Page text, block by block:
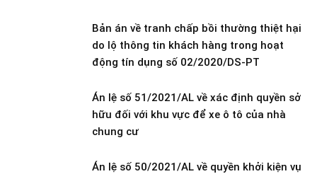
Bản án về tranh chấp bồi thường thiệt hại
do lộ thông tin khách hàng trong hoạt
động tín dụng số 02/2020/DS-PT
Án lệ số 51/2021/AL về xác định quyền sở
hữu đối với khu vực để xe ô tô của nhà
chung cư
Án lệ số 50/2021/AL về quyền khởi kiện vụ